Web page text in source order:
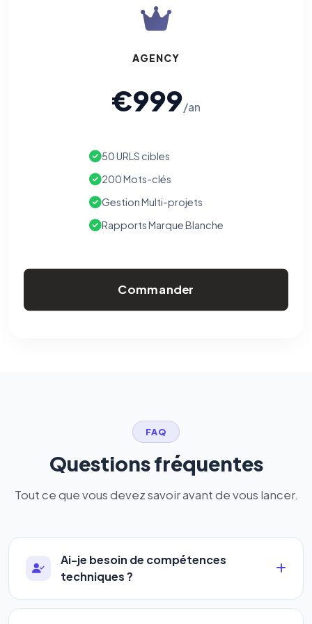
AGENCY
€999/an
50 URLS cibles
200 Mots-clés
Gestion Multi-projets
Rapports Marque Blanche
Commander
FAQ
Questions fréquentes
Tout ce que vous devez savoir avant de vous lancer.
Ai-je besoin de compétences
techniques ?
Absolument pas. Notre logiciel a été conçu pour